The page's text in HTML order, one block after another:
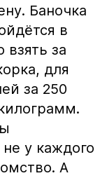
Баночка
в
за
для
за 250
у каждого
А